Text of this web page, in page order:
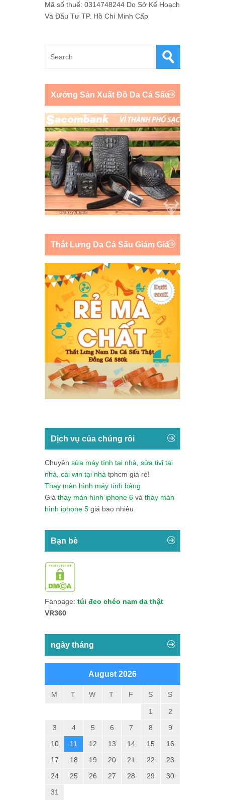
Mã số thuế: 0314748244 Do Sở Kế Hoạch
Và Đầu Tư TP. Hồ Chí Minh Cấp
Xưởng Sản Xuất Đồ Da Cá Sấu
Thắt Lưng Da Cá Sấu Giảm Giá
Dịch vụ của chúng rôi
Chuyên sửa máy tính tại nhà sửa tivi tại
nhà cài win tại nhà tphcm giá rẻ!
Thay màn hình máy tính bảng
Giá thay màn hình iphone 6 và thay màn
hình iphone 5 giá bao nhiêu
Bạn bè
Fanpage: túi đeo chéo nam da thật
VR360
ngày tháng
August 2026
M T W T F S S
1
2
3
4 5 6 7 8
9
10
11 12 13 14 15
16
17
18 19 20 21 22
23
24
25 26 27 28 29
30
31